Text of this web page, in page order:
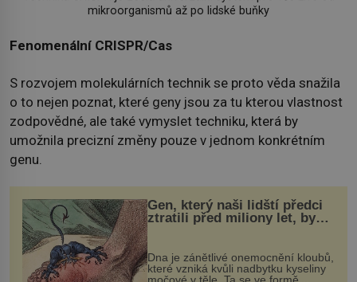
mikroorganismů až po lidské buňky
Fenomenální CRISPR/Cas
S rozvojem molekulárních technik se proto věda snažila
o to nejen poznat, které geny jsou za tu kterou vlastnost
zodpovědné, ale také vymyslet techniku, která by
umožnila precizní změny pouze v jednom konkrétním
genu.
Gen, který naši lidští předci
ztratili před miliony let, by
mohl pomoci s léčbou
„nemoci králů“
Dna je zánětlivé onemocnění kloubů,
které vzniká kvůli nadbytku kyseliny
močové v těle. Ta se ve formě